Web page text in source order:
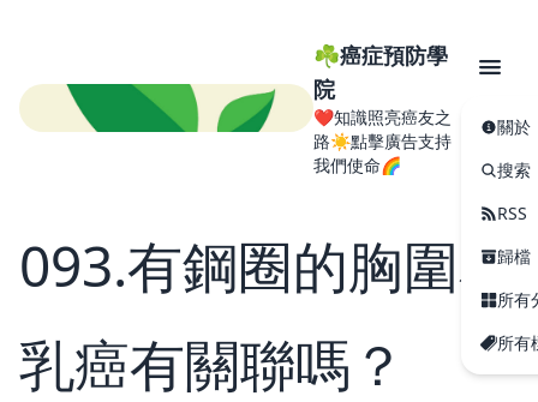
☘️癌症預防學
院
❤️知識照亮癌友之
路☀️點擊廣告支持
我們使命🌈
關於
搜索
RSS
歸檔
所有
所有
093.有鋼圈的胸圍和
乳癌有關聯嗎？